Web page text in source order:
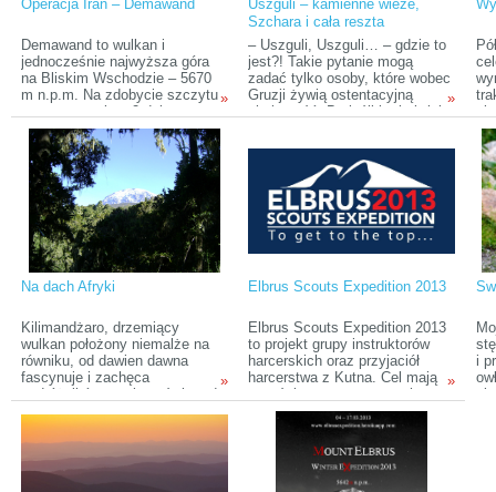
miejsce, podobno byłam
pierwszą osobą od kilku lat,
która tam dotarła.
Operacja Iran – Demawand
Demawand to wulkan i
jednocześnie najwyższa góra
na Bliskim Wschodzie – 5670
m n.p.m. Na zdobycie szczytu
zarezerwowałem 2 dni ze
względu na napięty plan
wyjazdu. Na wstępie
zrezygnowałem też z
korzystania z pomocy mułów i
przewodników. Droga wydawała
się łatwa, a mapy, przekroje
góry i odczyty GPS pozwalały
sądzić, że nie zgubię się
schodząc.
»
Uszguli – kamienne wieże,
Szchara i cała reszta
– Uszguli, Uszguli… – gdzie to
jest?! Takie pytanie mogą
zadać tylko osoby, które wobec
Gruzji żywią ostentacyjną
obojętność. Bo jeśli ktokolwiek
konkretniej w górzysty regionu
Swanetii, prawdopodobnie nigdy
nie zapomni widoku
kamiennych wież wzbijających
się w niebo na tle wysokich
szczytów Kaukazu. Taka jest
swanecka wioska Uszguli –
»
Na dach Afryki
Kilimandżaro, drzemiący
wulkan położony niemalże na
równiku, od dawien dawna
fascynuje i zachęca
podróżników z całego świata do
zmierzenia się z nim. Ta
najwyższa góra kontynentu
afrykańskiego przez stulecia
uchodziła za niedostępną.
Miejscowe legendy mówiły o
»
Elbrus Scouts Expedition 2013
Elbrus Scouts Expedition 2013
to projekt grupy instruktorów
harcerskich oraz przyjaciół
harcerstwa z Kutna. Cel mają
wyraźnie zarysowany – chcą
zdobyć najwyższy szczyt
Kaukazu – Elbrus (5642 m
n.p.m.). By to zrobić, wybierają
się w sierpniu tego roku do
Kabardyno-Bałkarii,
»
i